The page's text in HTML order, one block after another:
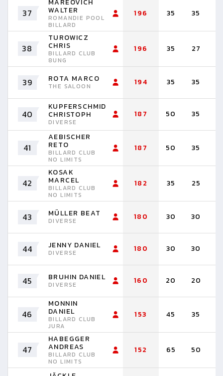
37
MAREOVICH
WALTER
ROMANDIE POOL
BILLARD
196 35 35
38
TUROWICZ
CHRIS
BILLARD CLUB
8UNG
196 35 27
39 ROTA MARCO
THE SALOON 194 35 35
40
KUPFERSCHMID
CHRISTOPH
DIVERSE
187 50 35
41
AEBISCHER
RETO
BILLARD CLUB
NO LIMITS
187 50 35
42
KOSAK
MARCEL
BILLARD CLUB
NO LIMITS
182 35 25
43 MÜLLER BEAT
DIVERSE 180 30 30
44 JENNY DANIEL
DIVERSE 180 30 30
45 BRUHIN DANIEL
DIVERSE 160 20 20
46
MONNIN
DANIEL
BILLARD CLUB
JURA
153 45 35
47
HABEGGER
ANDREAS
BILLARD CLUB
NO LIMITS
152 65 50